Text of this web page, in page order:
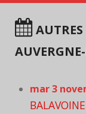
mar 3